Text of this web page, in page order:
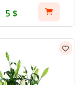
5 $